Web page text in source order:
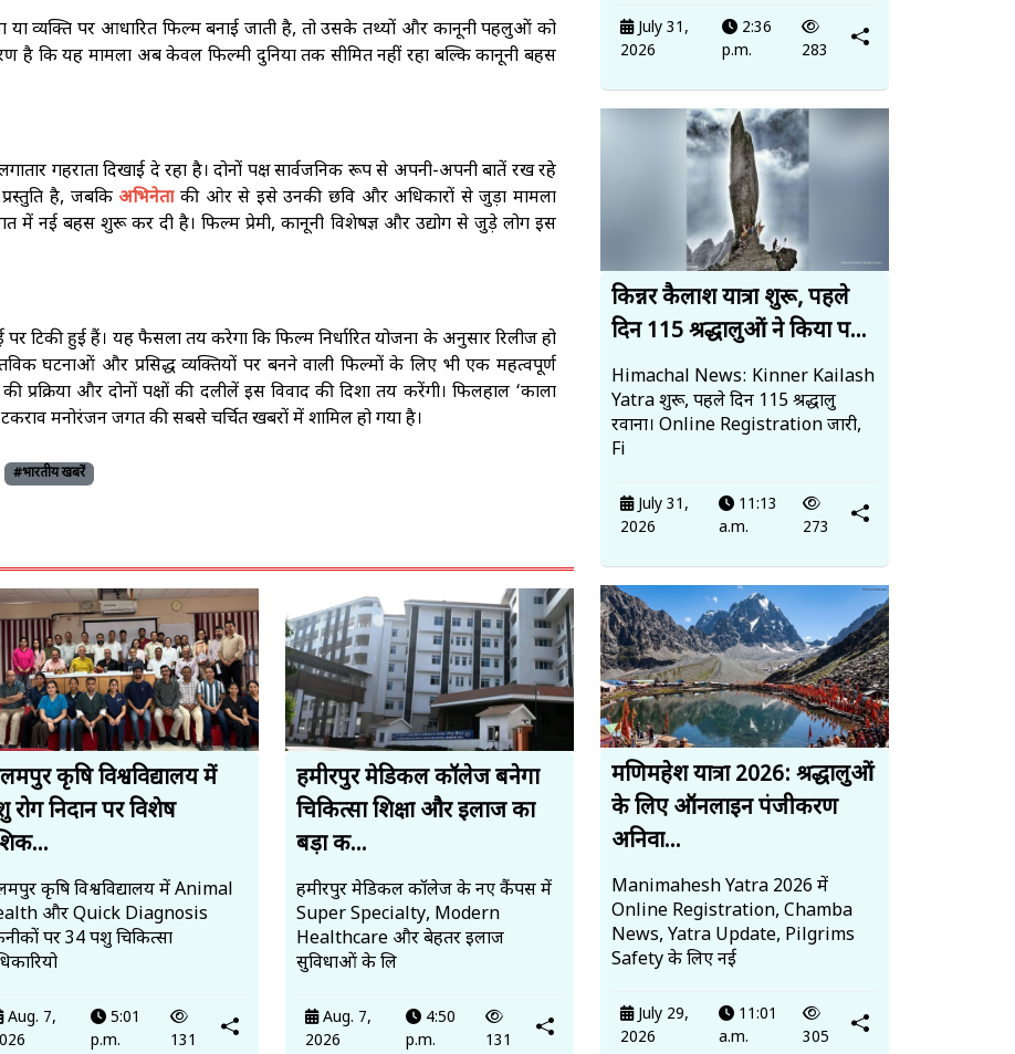
या व्यक्ति पर आधारित फिल्म बनाई जाती है, तो उसके तथ्यों और कानूनी पहलुओं को
है कि यह मामला अब केवल फिल्मी दुनिया तक सीमित नहीं रहा बल्कि कानूनी बहस
गहराता दिखाई दे रहा है। दोनों पक्ष सार्वजनिक रूप से अपनी-अपनी बातें रख रहे
है, जबकि अभिनेता की ओर से इसे उनकी छवि और अधिकारों से जुड़ा मामला
में नई बहस शुरू कर दी है। फिल्म प्रेमी, कानूनी विशेषज्ञ और उद्योग से जुड़े लोग इस
टिकी हुई हैं। यह फैसला तय करेगा कि फिल्म निर्धारित योजना के अनुसार रिलीज हो
घटनाओं और प्रसिद्ध व्यक्तियों पर बनने वाली फिल्मों के लिए भी एक महत्वपूर्ण
और दोनों पक्षों की दलीलें इस विवाद की दिशा तय करेंगी। फिलहाल ‘काला
मनोरंजन जगत की सबसे चर्चित खबरों में शामिल हो गया है।
#भारतीय खबरें
कृषि विश्वविद्यालय में
रोग निदान पर विशेष
कृषि विश्वविद्यालय में Animal
और Quick Diagnosis
पर 34 पशु चिकित्सा
Aug. 7,
5:01
p.m.
131
हमीरपुर मेडिकल कॉलेज बनेगा
चिकित्सा शिक्षा और इलाज का
बड़ा क...
हमीरपुर मेडिकल कॉलेज के नए कैंपस में
Super Specialty, Modern
Healthcare और बेहतर इलाज
सुविधाओं के लि
Aug. 7,
2026
4:50
p.m.
131
July 31,
2026
2:36
p.m.
283
किन्नर कैलाश यात्रा शुरू, पहले
दिन 115 श्रद्धालुओं ने किया प...
Himachal News: Kinner Kailash
Yatra शुरू, पहले दिन 115 श्रद्धालु
रवाना। Online Registration जारी,
Fi
July 31,
2026
11:13
a.m.
273
मणिमहेश यात्रा 2026: श्रद्धालुओं
के लिए ऑनलाइन पंजीकरण
अनिवा...
Manimahesh Yatra 2026 में
Online Registration, Chamba
News, Yatra Update, Pilgrims
Safety के लिए नई
July 29,
2026
11:01
a.m.
305